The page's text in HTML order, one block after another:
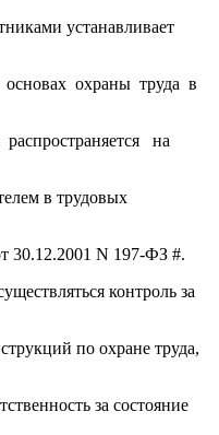
устанавливает
охраны труда в
на
в трудовых
30.12.2001 N 197-ФЗ #.
контроль за
по охране труда,
за состояние